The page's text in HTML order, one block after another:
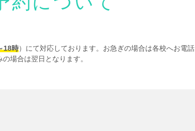
18時）にて対応しております。お急ぎの場合は各校へお電話
場合は翌日となります。